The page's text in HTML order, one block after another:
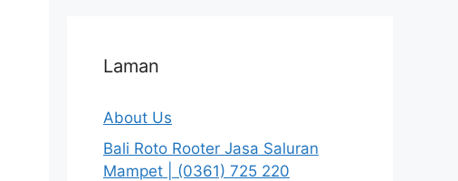
Laman
About Us
Bali Roto Rooter Jasa Saluran
Mampet | (0361) 725 220